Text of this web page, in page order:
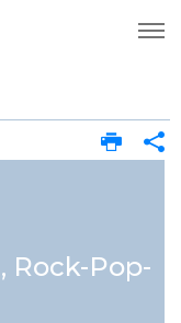
, Rock-Pop-